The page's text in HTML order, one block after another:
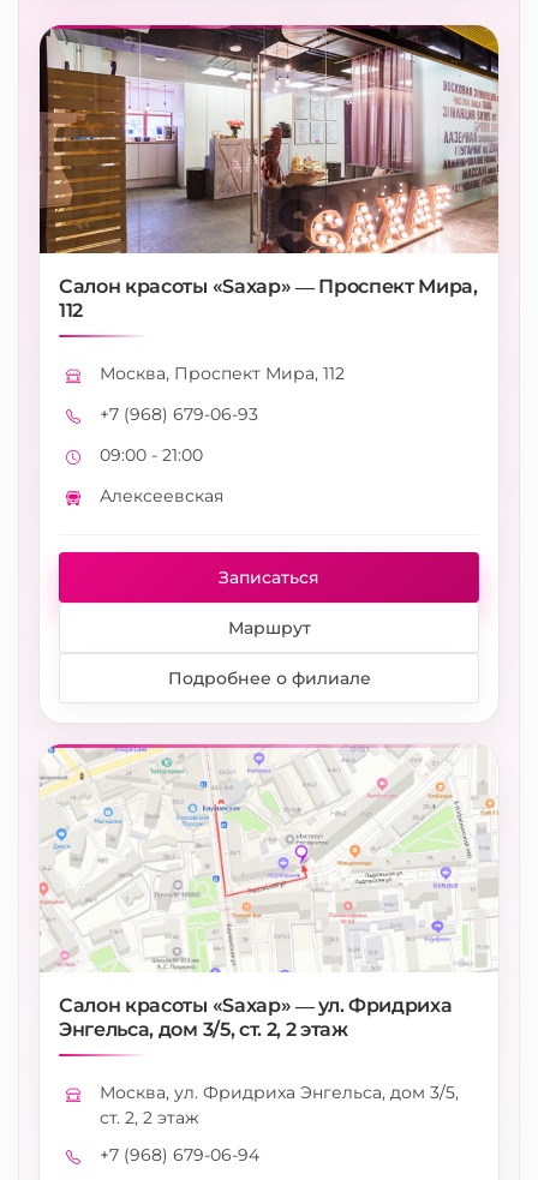
Салон красоты «Saxap» — Проспект Мира,
112
Адрес
Москва, Проспект Мира, 112
Телефон
+7 (968) 679-06-93
Режим работы
09:00 - 21:00
Метро
Алексеевская
Записаться
Маршрут
Подробнее о филиале
Салон красоты «Saxap» — ул. Фридриха
Энгельса, дом 3/5, ст. 2, 2 этаж
Адрес
Москва, ул. Фридриха Энгельса, дом 3/5,
ст. 2, 2 этаж
Телефон
+7 (968) 679-06-94